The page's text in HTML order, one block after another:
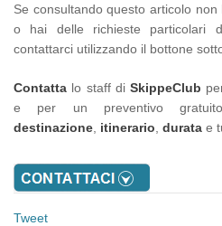
Se consultando questo articolo
o hai delle richieste particolari
contattarci utilizzando il bottone
Contatta lo staff diSkippeClub
e per un preventivo gratuito:
destinazione itinerario durata e
Tweet